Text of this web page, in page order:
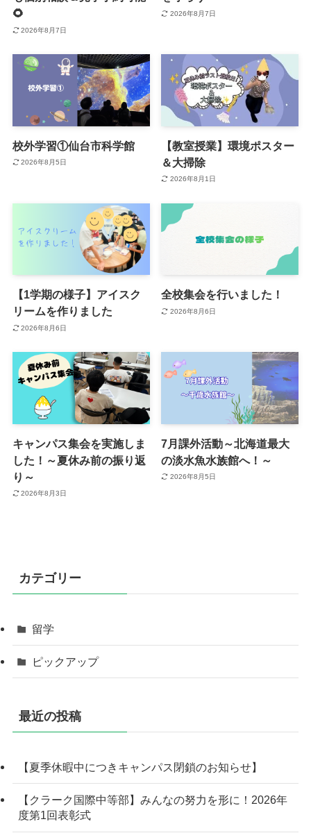
🌻
2026年8月7日
2026年8月7日
校外学習①仙台市科学館
2026年8月5日
【教室授業】環境ポスター
＆大掃除
2026年8月1日
【1学期の様子】アイスク
リームを作りました
2026年8月6日
全校集会を行いました！
2026年8月6日
キャンパス集会を実施しま
した！～夏休み前の振り返
り～
2026年8月3日
7月課外活動～北海道最大
の淡水魚水族館へ！～
2026年8月5日
カテゴリー
留学
ピックアップ
最近の投稿
【夏季休暇中につきキャンパス閉鎖のお知らせ】
【クラーク国際中等部】みんなの努力を形に！2026年
度第1回表彰式